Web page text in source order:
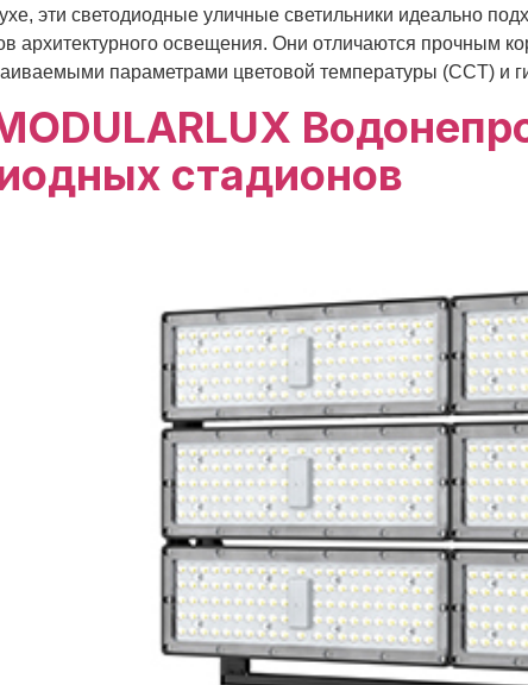
эти светодиодные уличные светильники идеально
архитектурного освещения. Они отличаются прочным
параметрами цветовой температуры (CCT) и
стадионов